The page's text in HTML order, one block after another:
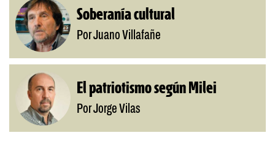
Soberanía cultural
Por Juano Villafañe
El patriotismo según Milei
Por Jorge Vilas